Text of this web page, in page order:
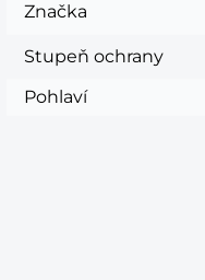
Značka
Stupeň ochrany
Pohlaví